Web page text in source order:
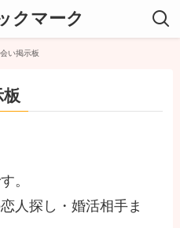
クマーク
い掲示板
。
人探し・婚活相手ま